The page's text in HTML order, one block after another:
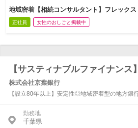
地域密着【相続コンサルタント】フレック
正社員 女性のおしごと掲載中
【サスティナブルファイナン
株式会社京葉銀行
【設立80年以上】安定性◎地域密着型の地方銀
勤務地
千葉県